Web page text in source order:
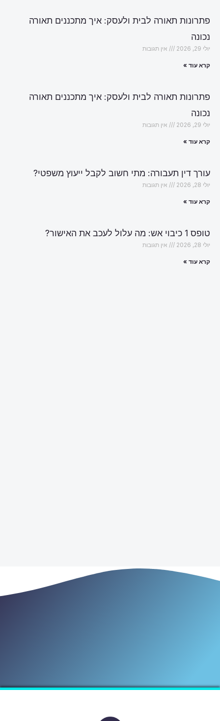
פתרונות תאורה לבית ולעסק: איך מתכננים תאורה
נכונה
יולי 29, 2026 אין תגובות
קרא עוד »
פתרונות תאורה לבית ולעסק: איך מתכננים תאורה
נכונה
יולי 29, 2026 אין תגובות
קרא עוד »
עורך דין תעבורה: מתי חשוב לקבל ייעוץ משפטי?
יולי 28, 2026 אין תגובות
קרא עוד »
טופס 1 כיבוי אש: מה עלול לעכב את האישור?
יולי 28, 2026 אין תגובות
קרא עוד »